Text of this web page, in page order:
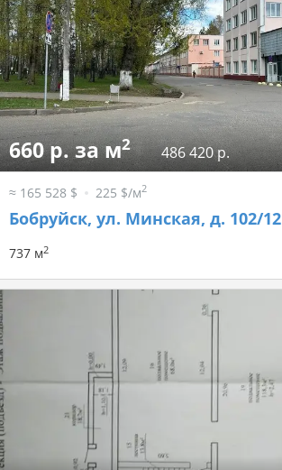
660 р. за м2 486 420 р.
≈ 165 528 $ 225 $/м2
Бобруйск, ул. Минская, д. 102/12
737 м2